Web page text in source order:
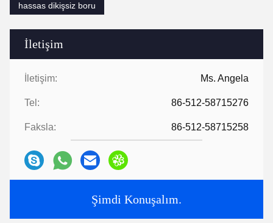
İletişim
İletişim: Ms. Angela
Tel: 86-512-58715276
Faksla: 86-512-58715258
Şimdi Konuşalım.
hassas dikişsiz boru